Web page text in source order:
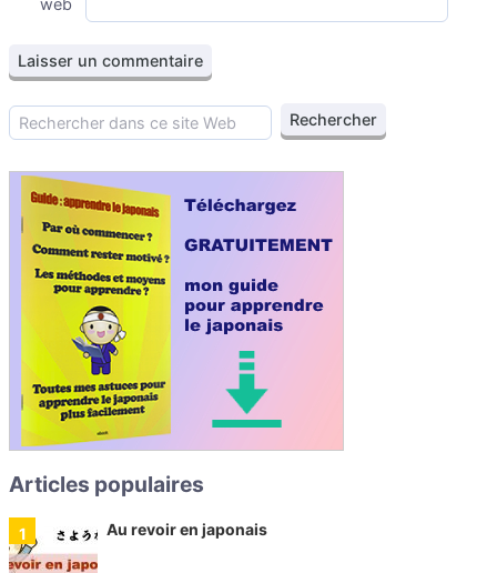
web
Articles populaires
Au revoir en japonais